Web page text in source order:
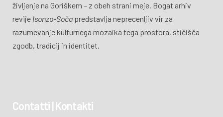
življenje na Goriškem – z obeh strani meje. Bogat arhiv
revije Isonzo-Soča predstavlja neprecenljiv vir za
razumevanje kulturnega mozaika tega prostora, stičišča
zgodb, tradicij in identitet.
Contatti | Kontakti